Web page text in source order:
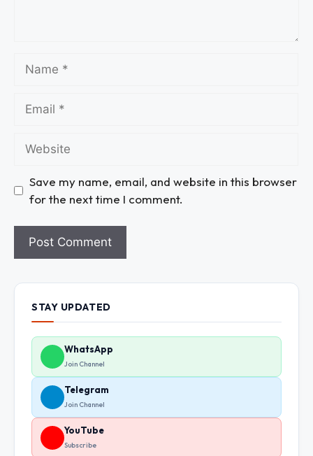
Save my name, email, and website in this browser
for the next time I comment.
STAY UPDATED
WhatsApp
Join Channel
Telegram
Join Channel
YouTube
Subscribe